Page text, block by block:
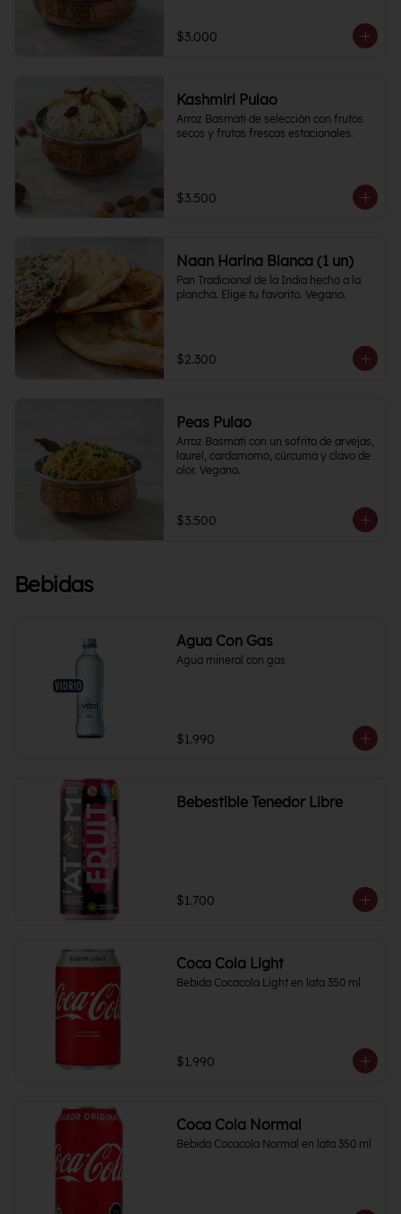
$3.000
Kashmiri Pulao
Arroz Basmati de selección con frutos
secos y frutas frescas estacionales.
$3.500
Naan Harina Blanca (1 un)
Pan Tradicional de la India hecho a la
plancha. Elige tu favorito. Vegano.
$2.300
Peas Pulao
Arroz Basmati con un sofrito de arvejas,
laurel, cardamomo, cúrcuma y clavo de
olor. Vegano.
$3.500
Bebidas
Agua Con Gas
Agua mineral con gas
$1.990
Bebestible Tenedor Libre
$1.700
Coca Cola Light
Bebida Cocacola Light en lata 350 ml
$1.990
Coca Cola Normal
Bebida Cocacola Normal en lata 350 ml